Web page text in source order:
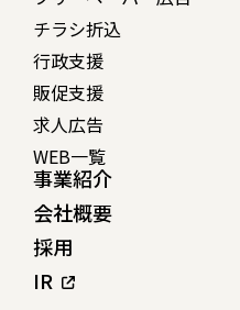
チラシ折込
行政支援
販促支援
求人広告
WEB一覧
事業紹介
会社概要
採用
IR